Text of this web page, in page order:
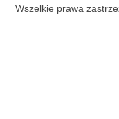
Wszelkie prawa